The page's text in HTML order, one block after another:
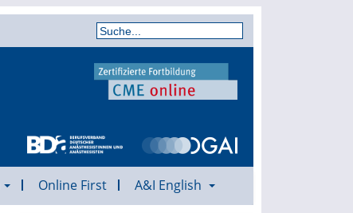
Online First A&I English